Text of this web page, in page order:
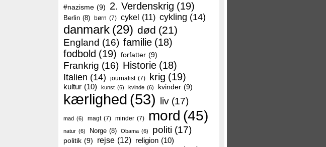
#nazisme (9) 2. Verdenskrig (19)
Berlin (8) børn (7) cykel (11) cykling (14)
danmark (29) død (21)
England (16) familie (18)
fodbold (19) forfatter (9)
Frankrig (16) Historie (18)
Italien (14) journalist (7) krig (19)
kultur (10) kunst (6) kvinde (6) kvinder (9)
kærlighed (53) liv (17)
mad (6) magt (7) minder (7) mord (45)
natur (6) Norge (8) Obama (6) politi (17)
politik (9) rejse (12) religion (10)